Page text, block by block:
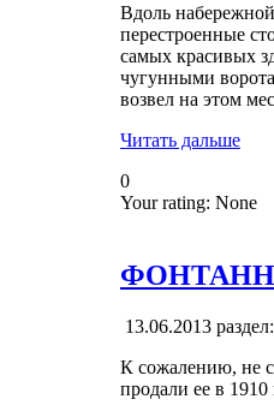
Вдоль
перестроенные
самых красивых
чугунными
возвел на этом
Читать дальше
0
Your rating: None
13.06.2013 раздел:
К сожалению, не
продали ее в